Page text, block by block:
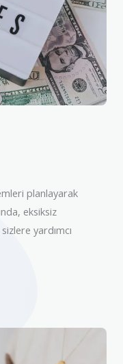
planlayarak
eksiksiz
yardımcı